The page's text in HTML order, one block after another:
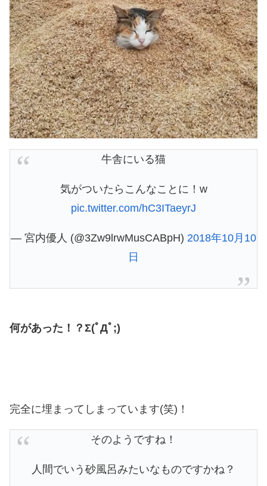
牛舎にいる猫
気がついたらこんなことに！w
pic.twitter.com/hC3ITaeyrJ
— 宮内優人 (@3Zw9lrwMusCABpH) 2018年10月10
日
何があった！？Σ(ﾟДﾟ;)
完全に埋まってしまっています(笑)！
そのようですね！
人間でいう砂風呂みたいなものですかね？